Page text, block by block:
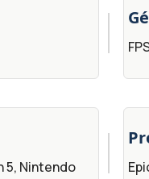
5, Nintendo